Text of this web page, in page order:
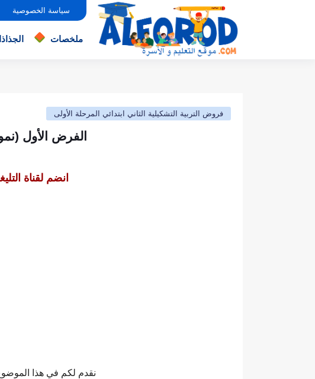
سياسة الخصوصية
ملخصات
فروض التربية التشكيلية الثاني ابتدائي المرحلة الأولى
الفرض الأول (نموذج1) التربية التشكيلية الثاني ابتدائي
انضم لقناة
نقدم لكم في هذا